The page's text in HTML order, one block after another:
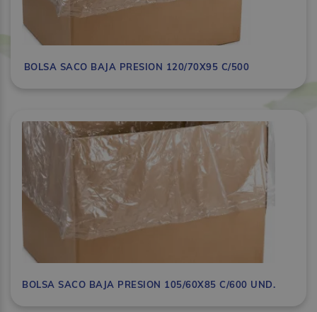
BOLSA SACO BAJA PRESION 120/70X95 C/500
BOLSA SACO BAJA PRESION 105/60X85 C/600 UND.